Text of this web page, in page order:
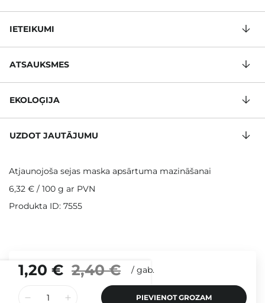
1,20 € 2,40 € / gab.
PIEVIENOT GROZAM
IETEIKUMI
ATSAUKSMES
EKOLOĢIJA
UZDOT JAUTĀJUMU
Atjaunojoša sejas maska apsārtuma mazināšanai
6,32 € / 100 g ar PVN
Produkta ID: 7555